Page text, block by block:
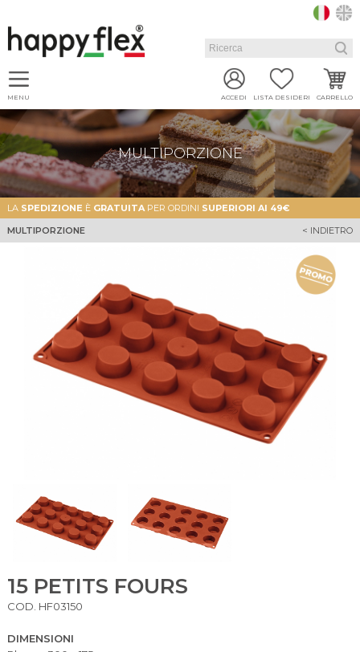
MENU ACCEDI LISTA DESIDERI CARRELLO
MULTIPORZIONE
LA SPEDIZIONE È GRATUITAPER ORDINI SUPERIORI AI 49€
MULTIPORZIONE
< INDIETRO
15 PETITS FOURS
COD. HF03150
DIMENSIONI